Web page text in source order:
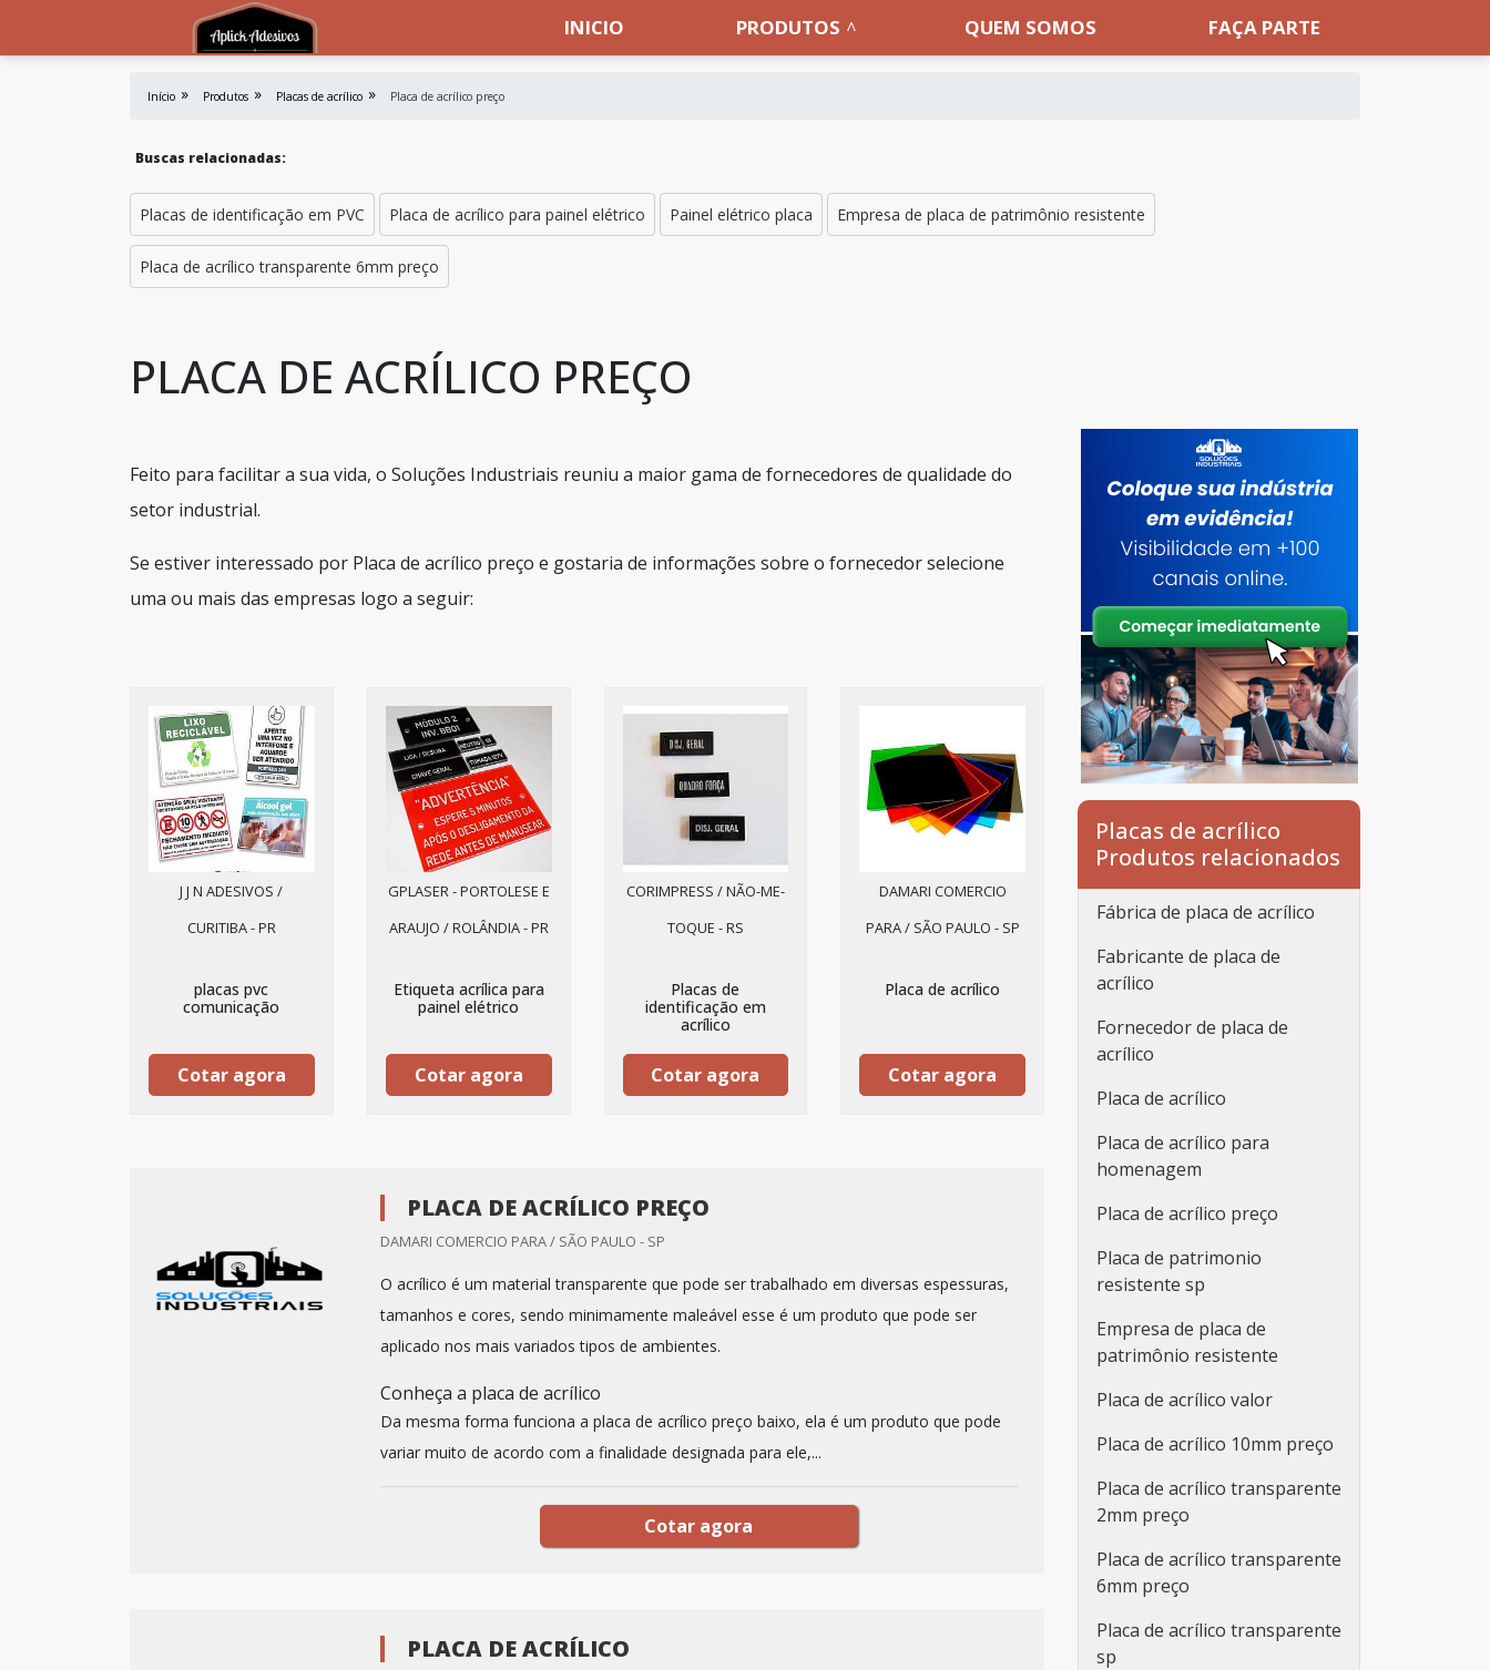
INICIO PRODUTOS QUEM SOMOS FAÇA PARTE
Início Produtos Placas de acrílico Placa de acrílico preço
Buscas relacionadas:
Placas de identificação em PVC Placa de acrílico para painel elétrico Painel elétrico placa Empresa de placa de patrimônio resistente
Placa de acrílico transparente 6mm preço
PLACA DE ACRÍLICO PREÇO
Feito para facilitar a sua vida, o Soluções Industriais reuniu a maior gama de fornecedores de qualidade do
setor industrial.
Se estiver interessado por Placa de acrílico preço e gostaria de informações sobre o fornecedor selecione
uma ou mais das empresas logo a seguir:
J J N ADESIVOS /
CURITIBA - PR
placas pvc
comunicação
Cotar agora
GPLASER - PORTOLESE E
ARAUJO / ROLÂNDIA - PR
Etiqueta acrílica para
painel elétrico
Cotar agora
CORIMPRESS / NÃO-ME-
TOQUE - RS
Placas de
identificação em
acrílico
Cotar agora
DAMARI COMERCIO
PARA / SÃO PAULO - SP
Placa de acrílico
Cotar agora
PLACA DE ACRÍLICO PREÇO
DAMARI COMERCIO PARA / SÃO PAULO - SP
O acrílico é um material transparente que pode ser trabalhado em diversas espessuras,
tamanhos e cores, sendo minimamente maleável esse é um produto que pode ser
aplicado nos mais variados tipos de ambientes.
Conheça a placa de acrílico
Da mesma forma funciona a placa de acrílico preço baixo, ela é um produto que pode
variar muito de acordo com a finalidade designada para ele,...
Cotar agora
PLACA DE ACRÍLICO
Placas de acrílico
Produtos relacionados
Fábrica de placa de acrílico
Fabricante de placa de
acrílico
Fornecedor de placa de
acrílico
Placa de acrílico
Placa de acrílico para
homenagem
Placa de acrílico preço
Placa de patrimonio
resistente sp
Empresa de placa de
patrimônio resistente
Placa de acrílico valor
Placa de acrílico 10mm preço
Placa de acrílico transparente
2mm preço
Placa de acrílico transparente
6mm preço
Placa de acrílico transparente
sp